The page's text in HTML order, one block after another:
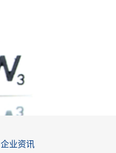
企业资讯